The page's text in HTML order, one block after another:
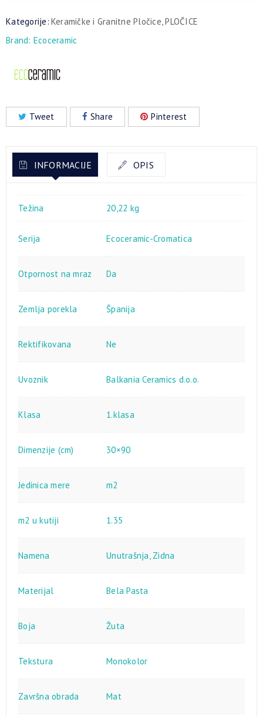
Kategorije: Keramičke i Granitne Pločice ,PLOČICE
Brand: Ecoceramic
Tweet Share Pinterest
INFORMACIJE OPIS
Težina 20,22 kg
Serija Ecoceramic-Cromatica
Otpornost na mraz Da
Zemlja porekla Španija
Rektifikovana Ne
Uvoznik Balkania Ceramics d.o.o.
Klasa 1.klasa
Dimenzije (cm) 30×90
Jedinica mere m2
m2 u kutiji 1.35
Namena Unutrašnja Zidna
Materijal Bela Pasta
Boja Žuta
Tekstura Monokolor
Završna obrada Mat